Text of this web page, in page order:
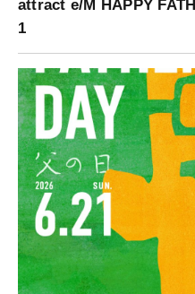
attract e/M HAPPY
1